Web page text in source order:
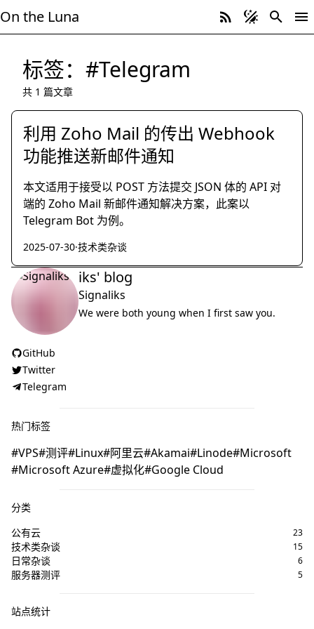
On the Luna
标签：#Telegram
共 1 篇文章
利用 Zoho Mail 的传出 Webhook
功能推送新邮件通知
本文适用于接受以 POST 方法提交 JSON 体的 API 对
端的 Zoho Mail 新邮件通知解决方案，此案以
Telegram Bot 为例。
2025-07-30·技术类杂谈
iks' blog
Signaliks
We were both young when I first saw you.
GitHub
Twitter
Telegram
热门标签
VPS 测评 Linux 阿里云 Akamai Linode Microsoft
Microsoft Azure 虚拟化 Google Cloud
分类
公有云
23
技术类杂谈 15
日常杂谈 6
服务器测评 5
站点统计